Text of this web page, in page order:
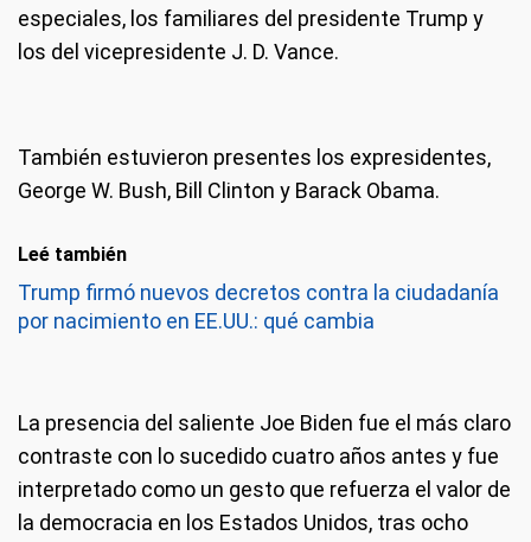
especiales, los familiares del presidente Trump y
los del vicepresidente J. D. Vance.
También estuvieron presentes los expresidentes,
George W. Bush, Bill Clinton y Barack Obama.
Leé también
Trump firmó nuevos decretos contra la ciudadanía
por nacimiento en EE.UU.: qué cambia
La presencia del saliente Joe Biden fue el más claro
contraste con lo sucedido cuatro años antes y fue
interpretado como un gesto que refuerza el valor de
la democracia en los Estados Unidos, tras ocho